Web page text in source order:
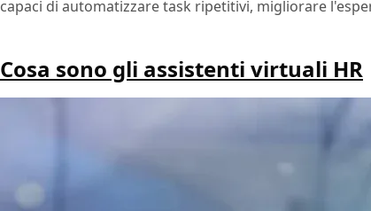
capaci di automatizzare task ripetitivi, migliorare
Cosa sono gli assistenti virtuali HR